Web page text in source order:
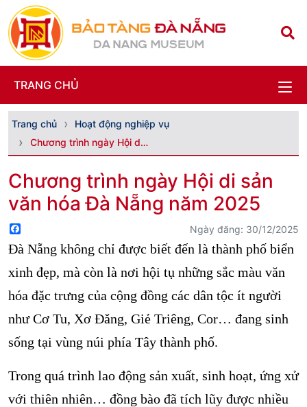
TRANG CHỦ
Trang chủ
Hoạt động nghiệp vụ
Chương trình ngày Hội di sản văn hóa Đà Nẵng năm 2...
Chương trình ngày Hội di sản
văn hóa Đà Nẵng năm 2025
Ngày đăng: 30/12/2025
Đà Nẵng không chỉ được biết đến là thành phố biển
xinh đẹp, mà còn là nơi hội tụ những sắc màu văn
hóa đặc trưng của cộng đồng các dân tộc ít người
như Cơ Tu, Xơ Đăng, Giẻ Triêng, Cor… đang sinh
sống tại vùng núi phía Tây thành phố.
Trong quá trình lao động sản xuất, sinh hoạt, ứng xử
với thiên nhiên… đồng bào đã tích lũy được nhiều